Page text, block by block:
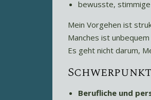
bewusste,
Mein Vorgehen ist
Manches ist
Es geht nicht darum,
Berufliche und